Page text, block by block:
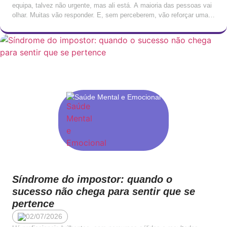
equipa, talvez não urgente, mas ali está. A maioria das pessoas vai
olhar. Muitas vão responder. E, sem perceberem, vão reforçar uma
torna mais silencioso. Esta disponibilidade permanente tornou-se,
para muitos profissionais, tão normalizada que deixou […]
Saúde Mental e Emocional
Síndrome do impostor: quando o
sucesso não chega para sentir que se
pertence
02/07/2026